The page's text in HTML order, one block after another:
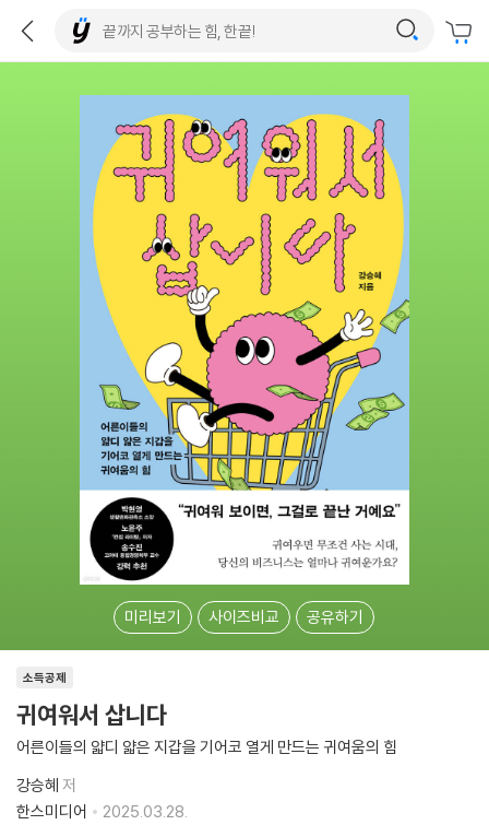
미리보기 사이즈비교 공유하기
소득공제
귀여워서 삽니다
어른이들의 얇디 얇은 지갑을 기어코 열게 만드는 귀여움의 힘
강승혜 저
한스미디어
2025.03.28.